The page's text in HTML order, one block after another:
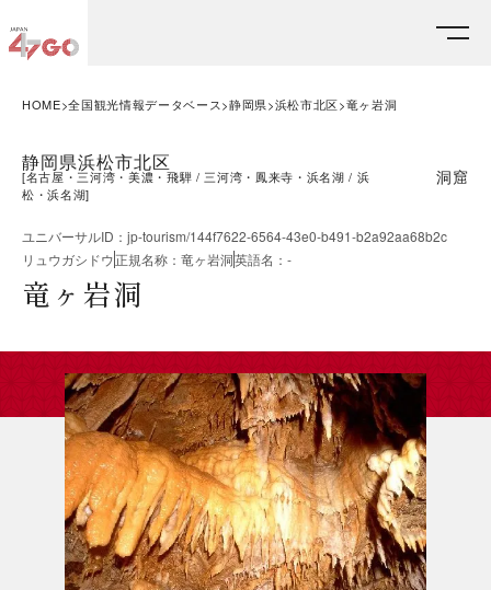
HOME 全国観光情報データベース 静岡県 浜松市北区 竜ヶ岩洞
静岡県浜松市北区
[名古屋・三河湾・美濃・飛騨 三河湾・鳳来寺・浜名湖
浜
松・浜名湖]
洞窟
ユニバーサルID ： jp-tourism/144f7622-6564-43e0-b491-b2a92aa68b2c
リュウガシドウ正規名称 ： 竜ヶ岩洞英語名 ： -
竜ヶ岩洞